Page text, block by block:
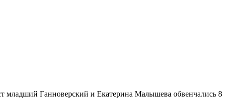
младший Ганноверский и Екатерина Малышева обвенчались 8